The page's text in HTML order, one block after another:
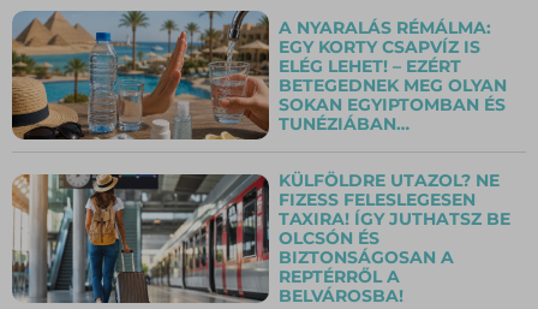
A NYARALÁS RÉMÁLMA:
EGY KORTY CSAPVÍZ IS
ELÉG LEHET! – EZÉRT
BETEGEDNEK MEG OLYAN
SOKAN EGYIPTOMBAN ÉS
TUNÉZIÁBAN…
KÜLFÖLDRE UTAZOL? NE
FIZESS FELESLEGESEN
TAXIRA! ÍGY JUTHATSZ BE
OLCSÓN ÉS
BIZTONSÁGOSAN A
REPTÉRRŐL A
BELVÁROSBA!